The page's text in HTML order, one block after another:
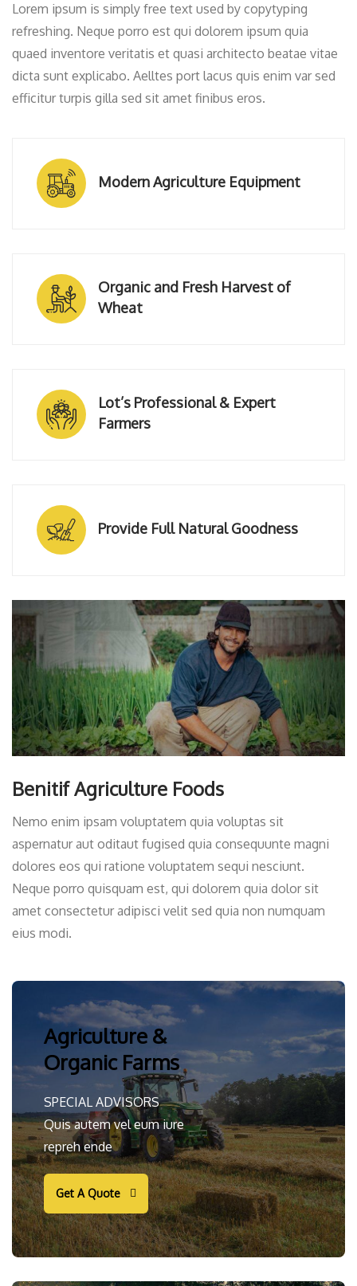
Lorem ipsum is simply free text used by copytyping
refreshing. Neque porro est qui dolorem ipsum quia
quaed inventore veritatis et quasi architecto beatae vitae
dicta sunt explicabo. Aelltes port lacus quis enim var sed
efficitur turpis gilla sed sit amet finibus eros.
Modern Agriculture Equipment
Organic and Fresh Harvest of
Wheat
Lot’s Professional & Expert
Farmers
Provide Full Natural Goodness
Benitif Agriculture Foods
Nemo enim ipsam voluptatem quia voluptas sit
aspernatur aut oditaut fugised quia consequunte magni
dolores eos qui ratione voluptatem sequi nesciunt.
Neque porro quisquam est, qui dolorem quia dolor sit
amet consectetur adipisci velit sed quia non numquam
eius modi.
Agriculture &
Organic Farms
SPECIAL ADVISORS
Quis autem vel eum iure
repreh ende
Get A Quote